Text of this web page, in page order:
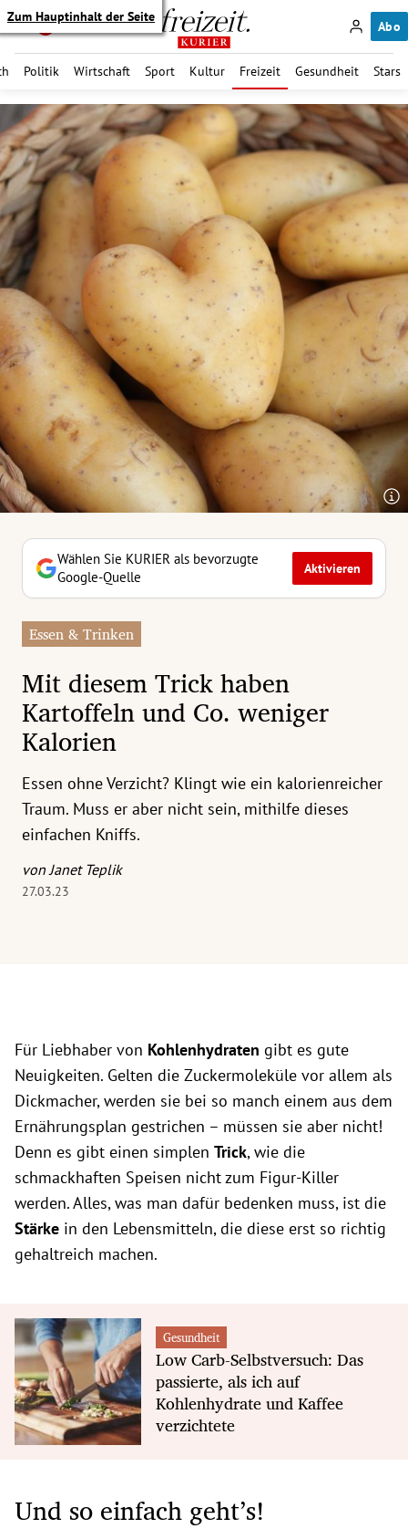
Zum Hauptinhalt der Seite
Abo
Politik Wirtschaft Sport Kultur Freizeit Gesundheit Stars
Untermenü
Untermenü
Untermenü
Untermenü
Untermenü
Untermenü
Untermenü
Untermenü
Untermenü
Untermenü
Wählen Sie KURIER als bevorzugte
Google-Quelle
Aktivieren
Essen & Trinken
Mit diesem Trick haben
Kartoffeln und Co. weniger
Kalorien
Essen ohne Verzicht? Klingt wie ein kalorienreicher
Traum. Muss er aber nicht sein, mithilfe dieses
einfachen Kniffs.
von Janet Teplik
27.03.23
Für Liebhaber von Kohlenhydraten gibt es gute
Neuigkeiten. Gelten die Zuckermoleküle vor allem als
Dickmacher, werden sie bei so manch einem aus dem
Ernährungsplan gestrichen – müssen sie aber nicht!
Denn es gibt einen simplen Trick, wie die
schmackhaften Speisen nicht zum Figur-Killer
werden. Alles, was man dafür bedenken muss, ist die
Stärke in den Lebensmitteln, die diese erst so richtig
gehaltreich machen.
Gesundheit
Low Carb-Selbstversuch: Das
passierte, als ich auf
Kohlenhydrate und Kaffee
verzichtete
Und so einfach geht’s!